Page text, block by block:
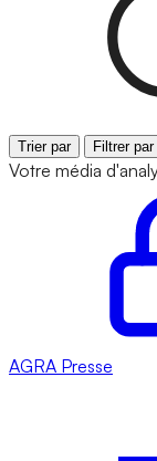
Trier par Filtrer
Votre média
AGRA Presse